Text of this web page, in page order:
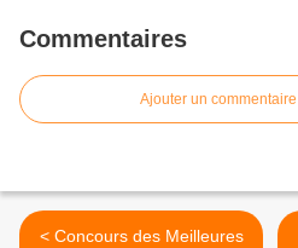
Commentaires
Ajouter un commentaire
< Concours des Meilleures